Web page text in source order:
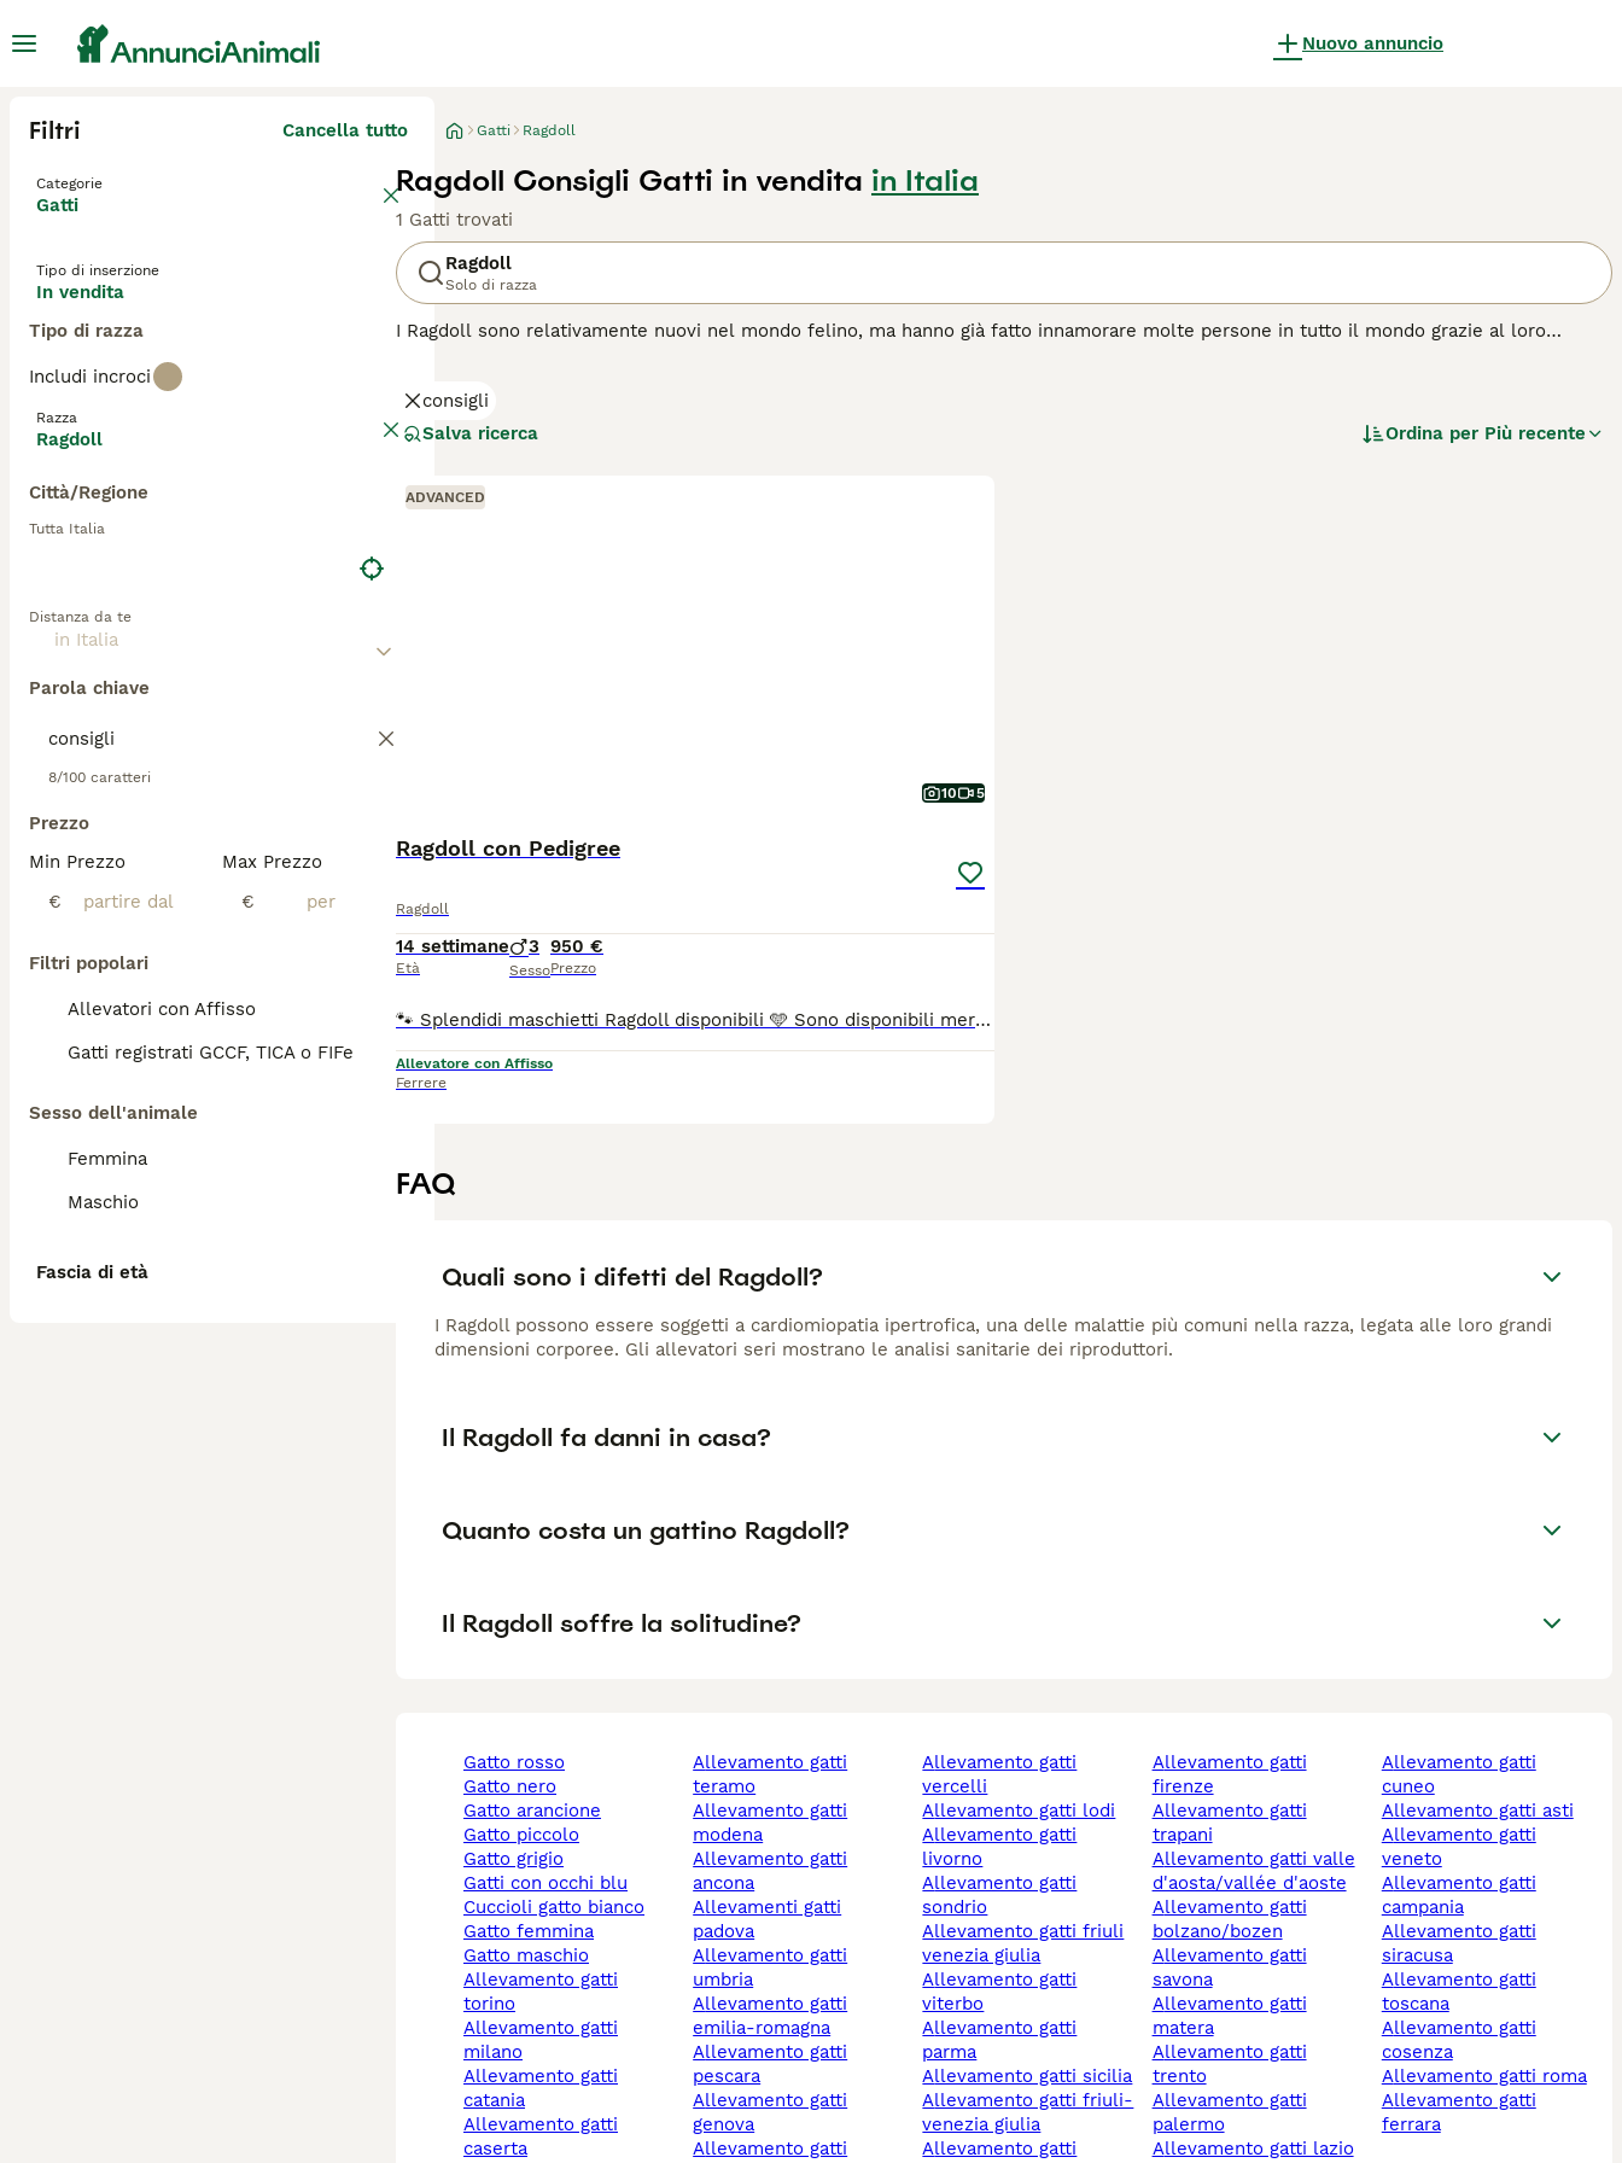
Nuovo annuncio
Filtri Cancella tutto
Categorie
Gatti
Tipo di inserzione
In vendita
Tipo di razza
Includi incroci
Razza
Ragdoll
Città/Regione
Tutta Italia
Distanza da te
Parola chiave
8/100 caratteri
Prezzo
Min Prezzo
€
Max Prezzo
€
Filtri popolari
Allevatori con Affisso
Gatti registrati GCCF, TICA o FIFe
Sesso dell'animale
Femmina
Maschio
Fascia di età
Gatti Ragdoll
Ragdoll Consigli Gatti in vendita in Italia
1 Gatti trovati
Ragdoll
Solo di razza
I Ragdoll sono relativamente nuovi nel mondo felino, ma hanno già fatto innamorare molte persone in tutto il mondo grazie al loro
con tutti, compresi i bambini e altri animali.
consigli
Salva ricerca
Ordina per Più recente
ADVANCED
10 5
Ragdoll con Pedigree
Ragdoll
14 settimane
Età
3
Sesso
950 €
Prezzo
🐾 Splendidi maschietti Ragdoll disponibili 🩵 Sono disponibili meravigliosi maschietti Ragdoll nelle eleganti colorazioni Blue Mitted e Seal Mitted, pronti da subito a raggiungere la loro nuova famiglia. I nostri cuccioli sono cresciuti con amore in ambiente familiare, ben socializzati e selezionati con attenzione per salute, carattere e standard di razza. Sono dolcissimi, affettuosi e perfetti come compagni di vita. I genitori sono testati per le principali patologie genetiche della razza e vengono regolarmente sottoposti ai controlli sanitari consigliati. Ogni cucciolo verrà affidato con: 🐾 Pedigree FIAF 🐾 Microchip 🐾 Vaccinazioni e sverminazioni effettuate 🐾 Libretto sanitario 🐾 Certificato di buona salute rilasciato dal veterinario Cerchiamo famiglie amorevoli e responsabili che desiderino accogliere un Ragdoll come un vero membro della famiglia. Per maggiori informazioni, foto o per conoscere i nostri cuccioli, contattateci senza impegno. Allevamento Tenerdoll
Allevatore con Affisso
Ferrere
FAQ
Quali sono i difetti del Ragdoll?
I Ragdoll possono essere soggetti a cardiomiopatia ipertrofica, una delle malattie più comuni nella razza, legata alle loro grandi
dimensioni corporee. Gli allevatori seri mostrano le analisi sanitarie dei riproduttori.
Il Ragdoll fa danni in casa?
Quanto costa un gattino Ragdoll?
Il Ragdoll soffre la solitudine?
gatto rosso
gatto nero
gatto arancione
gatto piccolo
gatto grigio
gatti con occhi blu
cuccioli gatto bianco
gatto femmina
gatto maschio
allevamento gatti
torino
allevamento gatti
milano
allevamento gatti
catania
allevamento gatti
caserta
allevamento gatti
teramo
allevamento gatti
modena
allevamento gatti
ancona
allevamenti gatti
padova
allevamento gatti
umbria
allevamento gatti
emilia-romagna
allevamento gatti
pescara
allevamento gatti
genova
allevamento gatti
allevamento gatti
vercelli
allevamento gatti lodi
allevamento gatti
livorno
allevamento gatti
sondrio
allevamento gatti friuli
venezia giulia
allevamento gatti
viterbo
allevamento gatti
parma
allevamento gatti sicilia
allevamento gatti friuli-
venezia giulia
allevamento gatti
allevamento gatti
firenze
allevamento gatti
trapani
allevamento gatti valle
d'aosta/vallée d'aoste
allevamento gatti
bolzano/bozen
allevamento gatti
savona
allevamento gatti
matera
allevamento gatti
trento
allevamento gatti
palermo
allevamento gatti lazio
allevamento gatti
cuneo
allevamento gatti asti
allevamento gatti
veneto
allevamento gatti
campania
allevamento gatti
siracusa
allevamento gatti
toscana
allevamento gatti
cosenza
allevamento gatti roma
allevamento gatti
ferrara